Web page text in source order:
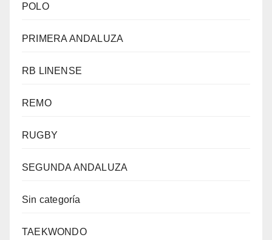
POLO
PRIMERA ANDALUZA
RB LINENSE
REMO
RUGBY
SEGUNDA ANDALUZA
Sin categoría
TAEKWONDO